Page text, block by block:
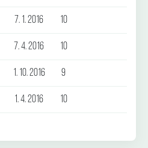
7. 1. 2016 10
7. 4. 2016 10
1. 10. 2016 9
1. 4. 2016 10